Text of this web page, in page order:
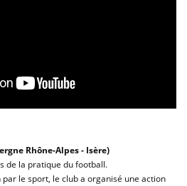
Rhône-Alpes - Isère)
de la pratique du football.
le sport, le club a organisé une action